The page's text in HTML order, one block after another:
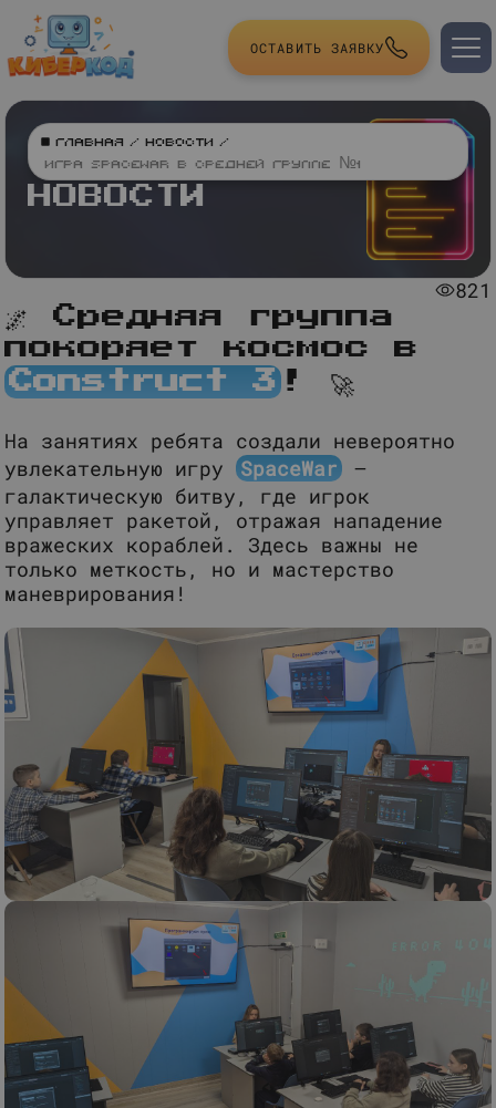
ОСТАВИТЬ ЗАЯВКУ
Главная / Новости /
Игра SpaceWar в средней группе №1
НОВОСТИ
821
🌌 Средняя группа
покоряет космос в
Construct 3 ! 🚀
На занятиях ребята создали невероятно
увлекательную игруSpaceWar
—
галактическую битву, где игрок
управляет ракетой, отражая нападение
вражеских кораблей. Здесь важны не
только меткость, но и мастерство
маневрирования!